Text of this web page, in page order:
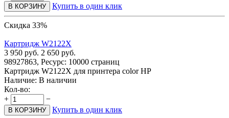
В КОРЗИНУ Купить в один клик
Скидка 33%
Картридж W2122X
3 950 руб. 2 650 руб.
98927863, Ресурс: 10000 страниц
Картридж W2122X для принтера color HP
Наличие: В наличии
Кол-во:
+
−
В КОРЗИНУ Купить в один клик